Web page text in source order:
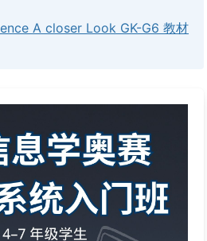
A closer Look GK-G6 教材